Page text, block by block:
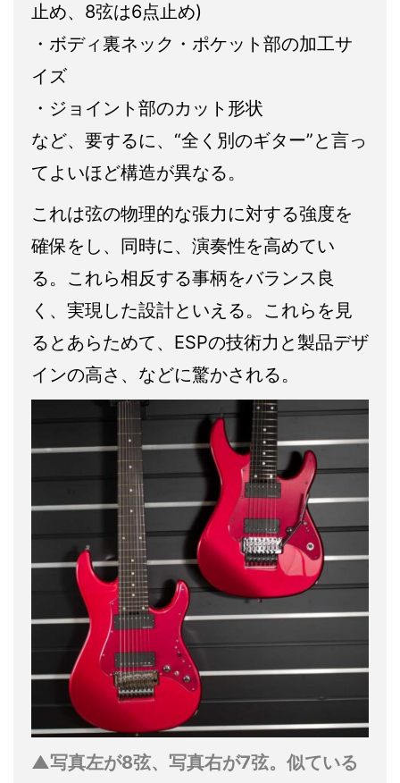
止め、8弦は6点止め)
・ボディ裏ネック・ポケット部の加工サ
イズ
・ジョイント部のカット形状
など、要するに、“全く別のギター”と言っ
てよいほど構造が異なる。
これは弦の物理的な張力に対する強度を
確保をし、同時に、演奏性を高めてい
る。これら相反する事柄をバランス良
く、実現した設計といえる。これらを見
るとあらためて、ESPの技術力と製品デザ
インの高さ、などに驚かされる。
▲写真左が8弦、写真右が7弦。似ている